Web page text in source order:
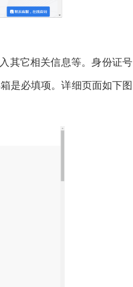
其它相关信息等。身份证号
是必填项。详细页面如下图